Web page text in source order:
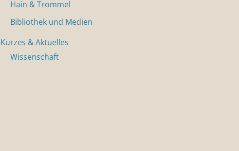
Hain & Trommel
Bibliothek und Medien
Kurzes & Aktuelles
Wissenschaft